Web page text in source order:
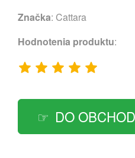
Značka: Cattara
Hodnotenia produktu:
DO